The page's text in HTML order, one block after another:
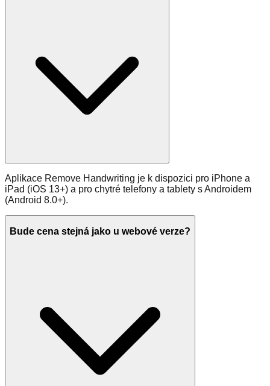
Aplikace Remove Handwriting je k dispozici pro iPhone a
iPad (iOS 13+) a pro chytré telefony a tablety s Androidem
(Android 8.0+).
Bude cena stejná jako u webové verze?